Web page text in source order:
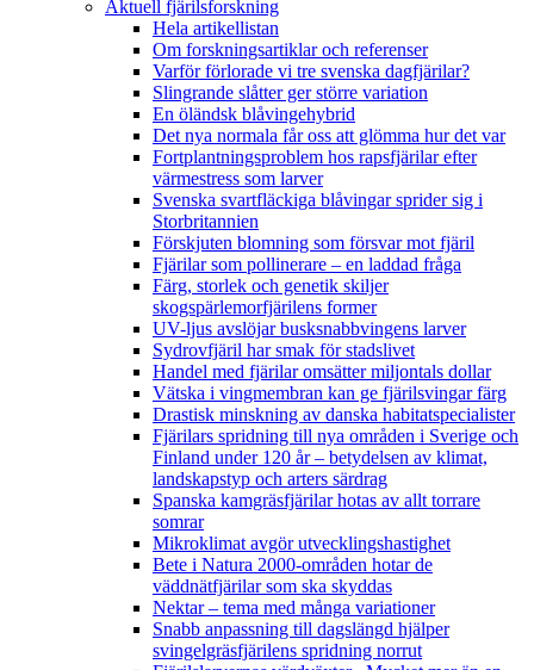
Aktuell fjärilsforskning
Hela artikellistan
Om forskningsartiklar och referenser
Varför förlorade vi tre svenska dagfjärilar?
Slingrande slåtter ger större variation
En öländsk blåvingehybrid
Det nya normala får oss att glömma hur det var
Fortplantningsproblem hos rapsfjärilar efter
värmestress som larver
Svenska svartfläckiga blåvingar sprider sig i
Storbritannien
Förskjuten blomning som försvar mot fjäril
Fjärilar som pollinerare – en laddad fråga
Färg, storlek och genetik skiljer
skogspärlemorfjärilens former
UV-ljus avslöjar busksnabbvingens larver
Sydrovfjäril har smak för stadslivet
Handel med fjärilar omsätter miljontals dollar
Vätska i vingmembran kan ge fjärilsvingar färg
Drastisk minskning av danska habitatspecialister
Fjärilars spridning till nya områden i Sverige och
Finland under 120 år– betydelsen av klimat,
landskapstyp och arters särdrag
Spanska kamgräsfjärilar hotas av allt torrare
somrar
Mikroklimat avgör utvecklingshastighet
Bete i Natura 2000-områden hotar de
väddnätfjärilar som ska skyddas
Nektar – tema med många variationer
Snabb anpassning till dagslängd hjälper
svingelgräsfjärilens spridning norrut